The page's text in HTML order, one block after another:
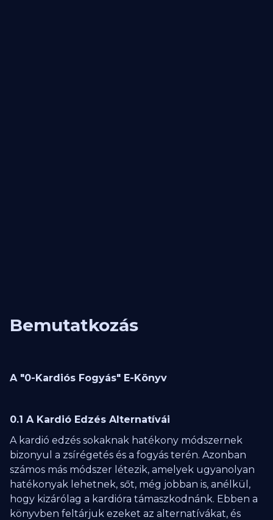
Bemutatkozás
A "0-Kardiós Fogyás" E-Könyv
0.1 A Kardió Edzés Alternatívái
A kardió edzés sokaknak hatékony módszernek
bizonyul a zsírégetés és a fogyás terén. Azonban
számos más módszer létezik, amelyek ugyanolyan
hatékonyak lehetnek, sőt, még jobban is, anélkül,
hogy kizárólag a kardióra támaszkodnánk. Ebben a
könyvben feltárjuk ezeket az alternatívákat, és